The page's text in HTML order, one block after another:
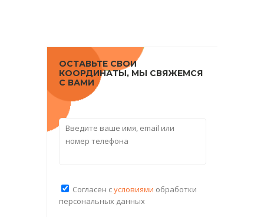
ОСТАВЬТЕ СВОИ
КООРДИНАТЫ, МЫ СВЯЖЕМСЯ
С ВАМИ
Согласен сусловиями обработки
персональных данных